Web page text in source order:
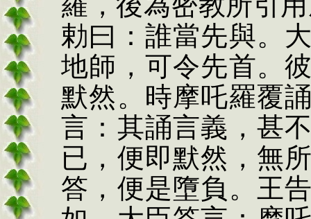
勅曰：誰當先與。
地師，可令先首。
默然。時摩吒羅覆
言：其誦言義，甚
已，便即默然，無
答，便是墮負。王